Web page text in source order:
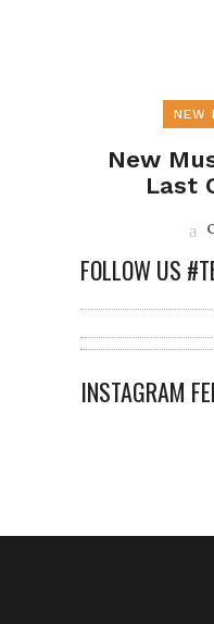
NEW
New
Last
FOLLOW US
INSTAGRAM